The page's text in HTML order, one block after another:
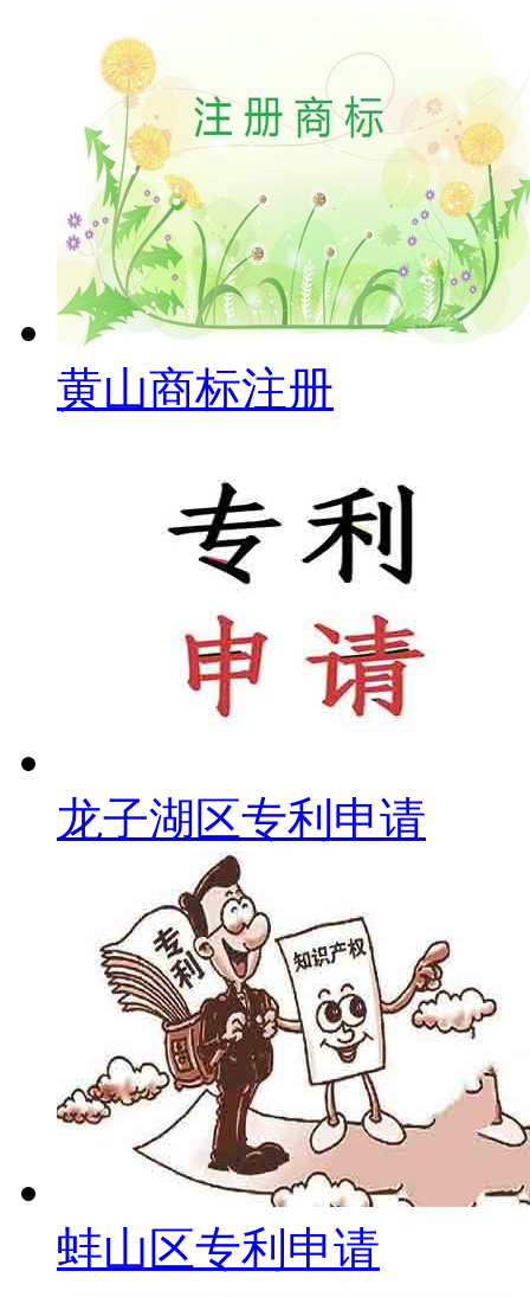
黄山商标注册
龙子湖区专利申请
蚌山区专利申请